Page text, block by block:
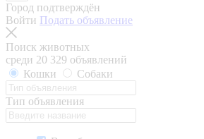
Город подтверждён
Войти Подать объявление
Поиск животных
среди 20 329 объявлений
Кошки
Собаки
Тип объявления